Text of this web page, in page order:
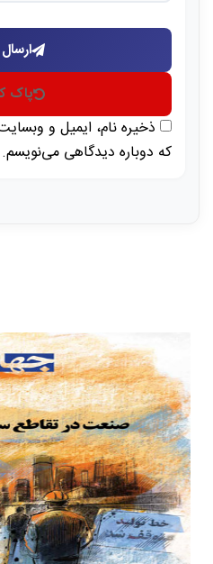
پاک
ذخیره نام، ایمیل و
که دوباره دیدگاهی می‌نویسم.